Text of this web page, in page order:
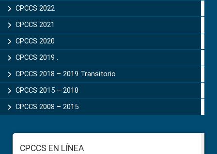
CPCCS 2022
CPCCS 2021
CPCCS 2020
CPCCS 2019 .
CPCCS 2018 – 2019 Transitorio
CPCCS 2015 – 2018
CPCCS 2008 – 2015
FooterCPCCS EN LÍNEA